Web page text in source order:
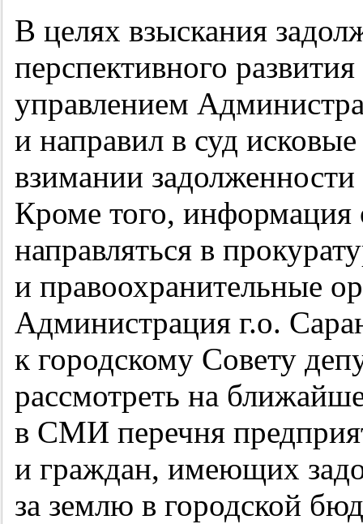
В целях взыскания
перспективного
управлением
и направил в суд
взимании
Кроме того, информация
направляться в
и правоохранительные
Администрация г.о.
к городскому Совету
рассмотреть на
в СМИ перечня
и граждан, имеющих
за землю в городской